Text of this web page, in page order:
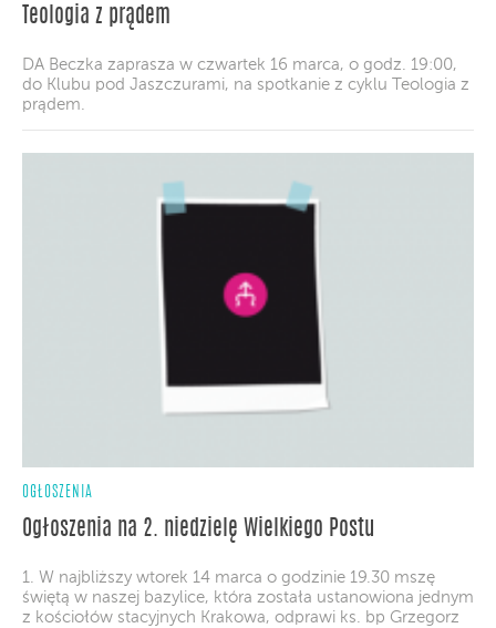
Teologia z prądem
DA Beczka zaprasza w czwartek 16 marca, o godz. 19:00,
do Klubu pod Jaszczurami, na spotkanie z cyklu Teologia z
prądem.
OGŁOSZENIA
Ogłoszenia na 2. niedzielę Wielkiego Postu
1. W najbliższy wtorek 14 marca o godzinie 19.30 mszę
świętą w naszej bazylice, która została ustanowiona jednym
z kościołów stacyjnych Krakowa, odprawi ks. bp Grzegorz